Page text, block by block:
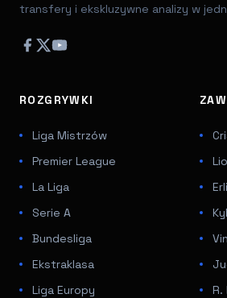
transfery i ekskluzywne analizy w
ROZGRYWKI
Liga Mistrzów
Premier League
La Liga
Serie A
Bundesliga
Ekstraklasa
Liga Europy
R.